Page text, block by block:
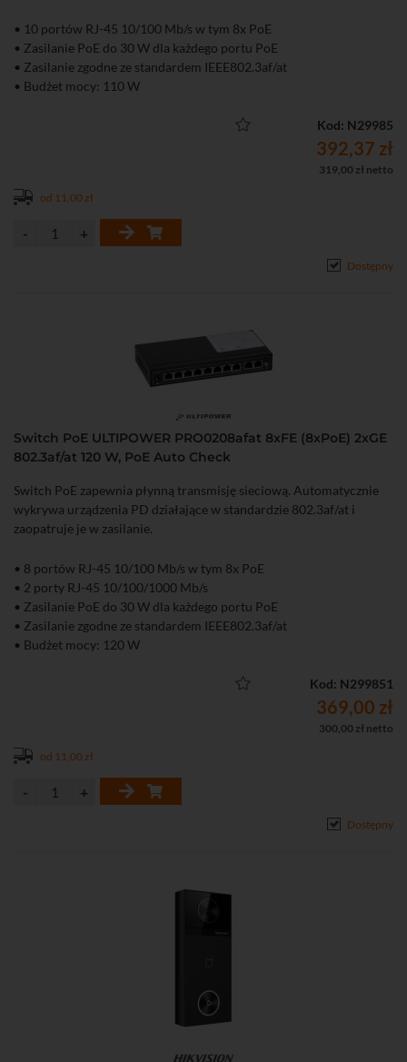
• 10 portów RJ-45 10/100 Mb/s w tym 8x PoE
• Zasilanie PoE do 30 W dla każdego portu PoE
• Zasilanie zgodne ze standardem IEEE802.3af/at
• Budżet mocy: 110 W
Kod: N29985
392,37 zł
319,00 zł netto
od 11,00 zł
Dostępny
Switch PoE ULTIPOWER PRO0208afat 8xFE (8xPoE) 2xGE
802.3af/at 120 W, PoE Auto Check
Switch PoE zapewnia płynną transmisję sieciową. Automatycznie
wykrywa urządzenia PD działające w standardzie 802.3af/at i
zaopatruje je w zasilanie.
• 8 portów RJ-45 10/100 Mb/s w tym 8x PoE
• 2 porty RJ-45 10/100/1000 Mb/s
• Zasilanie PoE do 30 W dla każdego portu PoE
• Zasilanie zgodne ze standardem IEEE802.3af/at
• Budżet mocy: 120 W
Kod: N299851
369,00 zł
300,00 zł netto
od 11,00 zł
Dostępny